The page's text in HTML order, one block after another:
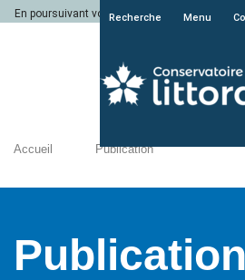
En poursuivant votre navigation sur le site
Recherche Menu
Accueil Publication
Publication